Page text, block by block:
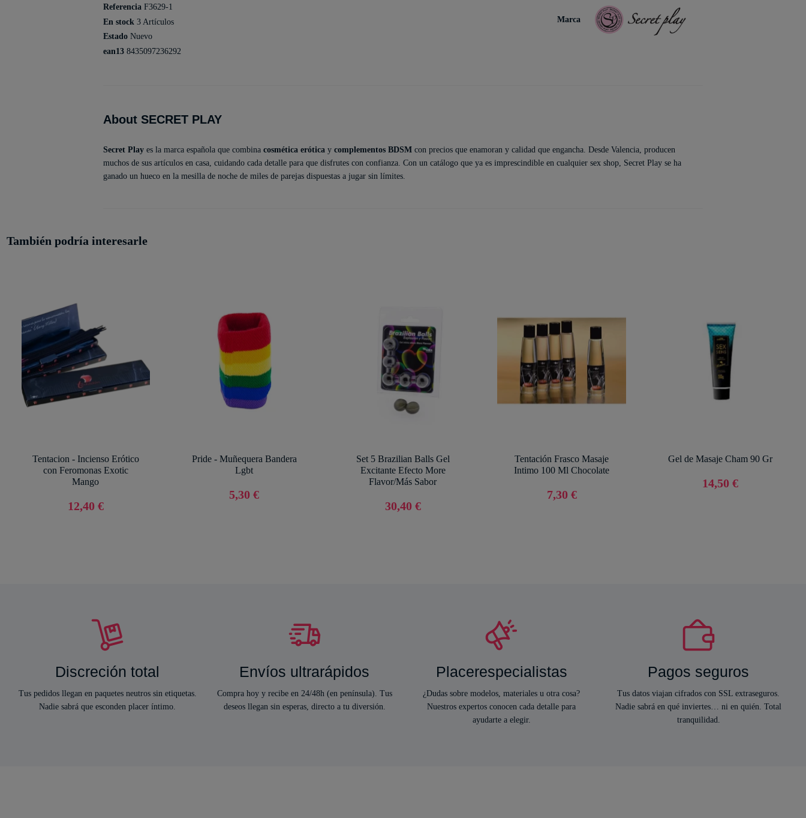
Marca
Referencia F3629-1
En stock 3 Artículos
Estado Nuevo
ean13 8435097236292
About SECRET PLAY
Secret Play es la marca española que combina cosmética erótica y complementos BDSM con precios que enamoran y calidad que engancha. Desde Valencia, producen
muchos de sus artículos en casa, cuidando cada detalle para que disfrutes con confianza. Con un catálogo que ya es imprescindible en cualquier sex shop, Secret Play se ha
ganado un hueco en la mesilla de noche de miles de parejas dispuestas a jugar sin límites.
También podría interesarle
Tentacion - Incienso Erótico
con Feromonas Exotic
Mango
12,40 €
Pride - Muñequera Bandera
Lgbt
5,30 €
Set 5 Brazilian Balls Gel
Excitante Efecto More
Flavor/Más Sabor
30,40 €
Tentación Frasco Masaje
Intimo 100 Ml Chocolate
7,30 €
Gel de Masaje Cham 90 Gr
14,50 €
Discreción total
Tus pedidos llegan en paquetes neutros sin etiquetas.
Nadie sabrá que esconden placer íntimo.
Envíos ultrarápidos
Compra hoy y recibe en 24/48h (en península). Tus
deseos llegan sin esperas, directo a tu diversión.
Placerespecialistas
¿Dudas sobre modelos, materiales u otra cosa?
Nuestros expertos conocen cada detalle para
ayudarte a elegir.
Pagos seguros
Tus datos viajan cifrados con SSL extraseguros.
Nadie sabrá en qué inviertes… ni en quién. Total
tranquilidad.